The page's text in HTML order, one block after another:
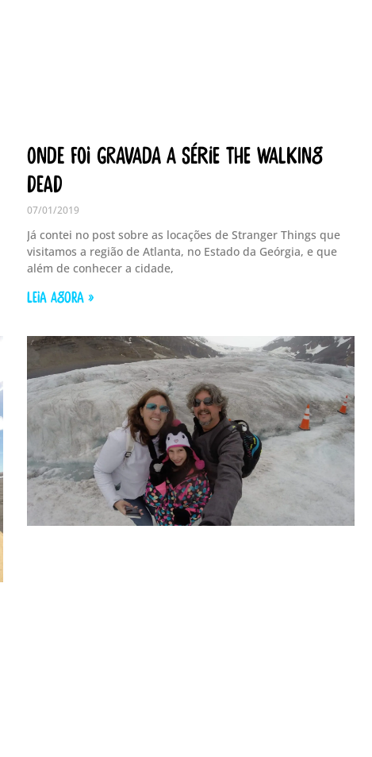
Onde foi gravada a série The Walking
Dead
07/01/2019
Já contei no post sobre as locações de Stranger Things que
visitamos a região de Atlanta, no Estado da Geórgia, e que
além de conhecer a cidade,
LEIA AGORA »